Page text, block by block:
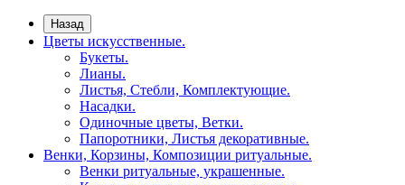
Назад
Цветы искусственные.
Букеты.
Лианы.
Листья, Стебли, Комплектующие.
Насадки.
Одиночные цветы, Ветки.
Папоротники, Листья декоративные.
Венки, Корзины, Композиции ритуальные.
Венки ритуальные, украшенные.